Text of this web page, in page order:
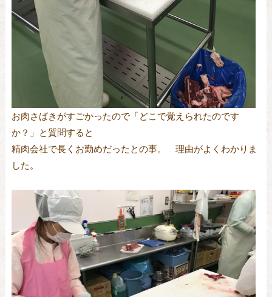
お肉さばきがすごかったので「どこで覚えられたのです
か？」と質問すると
精肉会社で長くお勤めだったとの事。 理由がよくわかりま
した。